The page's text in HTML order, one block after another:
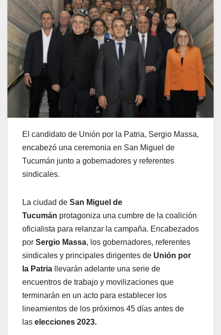
El candidato de Unión por la Patria, Sergio Massa,
encabezó una ceremonia en San Miguel de
Tucumán junto a gobernadores y referentes
sindicales.
La ciudad de San Miguel de
Tucumán protagoniza una cumbre de la coalición
oficialista para relanzar la campaña. Encabezados
por Sergio Massa, los gobernadores, referentes
sindicales y principales dirigentes de Unión por
la Patria
llevarán adelante una serie de
encuentros de trabajo y movilizaciones que
terminarán en un acto para establecer los
lineamientos de los próximos 45 días antes de
las elecciones 2023.